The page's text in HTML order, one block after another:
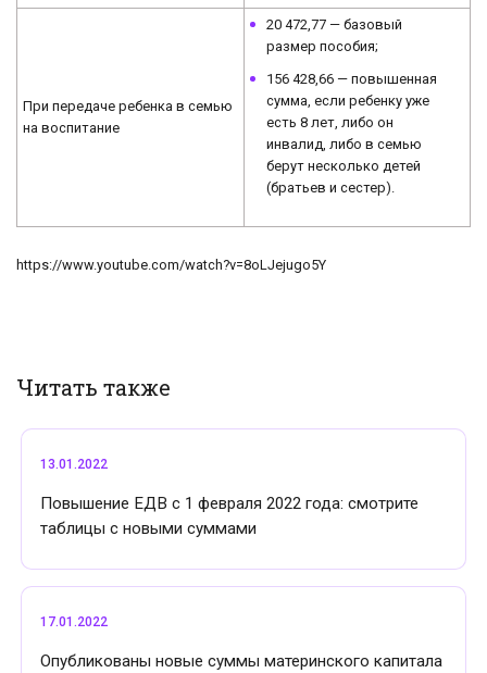
При передаче ребенка в семью
на воспитание
20 472,77 — базовый
размер пособия;
156 428,66 — повышенная
сумма, если ребенку уже
есть 8 лет, либо он
инвалид, либо в семью
берут несколько детей
(братьев и сестер).
https://www.youtube.com/watch?v=8oLJejugo5Y
Читать также
13.01.2022
Повышение ЕДВ с 1 февраля 2022 года: смотрите
таблицы с новыми суммами
17.01.2022
Опубликованы новые суммы материнского капитала